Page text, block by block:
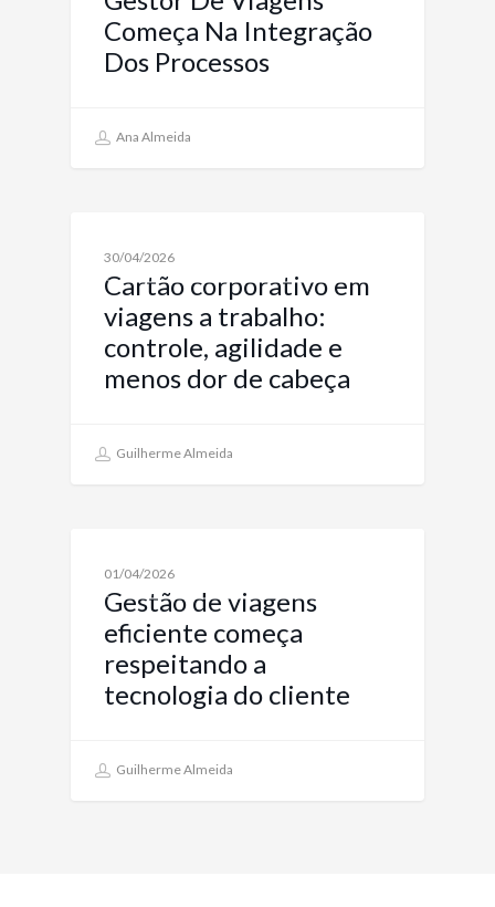
Começa Na Integração
Dos Processos
Ana Almeida
30/04/2026
Cartão corporativo em
viagens a trabalho:
controle, agilidade e
menos dor de cabeça
Guilherme Almeida
01/04/2026
Gestão de viagens
eficiente começa
respeitando a
tecnologia do cliente
Guilherme Almeida